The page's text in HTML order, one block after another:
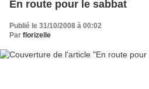
En route pour le sabbat
Publié le 31/10/2008 à 00:02
Par florizelle